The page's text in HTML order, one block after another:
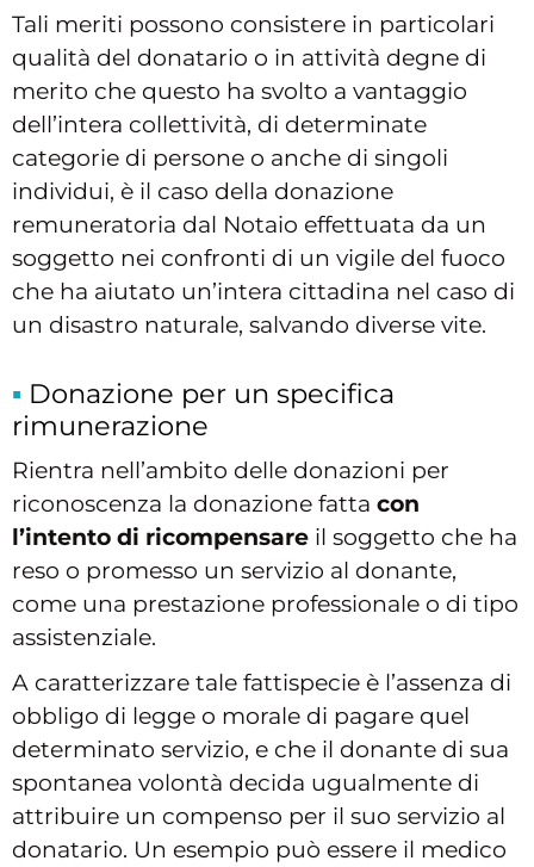
Tali meriti possono consistere in particolari
qualità del donatario o in attività degne di
merito che questo ha svolto a vantaggio
dell’intera collettività, di determinate
categorie di persone o anche di singoli
individui, è il caso della donazione
remuneratoria dal Notaio effettuata da un
soggetto nei confronti di un vigile del fuoco
che ha aiutato un’intera cittadina nel caso di
un disastro naturale, salvando diverse vite.
Donazione per un specifica
rimunerazione
Rientra nell’ambito delle donazioni per
riconoscenza la donazione fatta con
l’intento di ricompensare il soggetto che ha
reso o promesso un servizio al donante,
come una prestazione professionale o di tipo
assistenziale.
A caratterizzare tale fattispecie è l’assenza di
obbligo di legge o morale di pagare quel
determinato servizio, e che il donante di sua
spontanea volontà decida ugualmente di
attribuire un compenso per il suo servizio al
donatario. Un esempio può essere il medico